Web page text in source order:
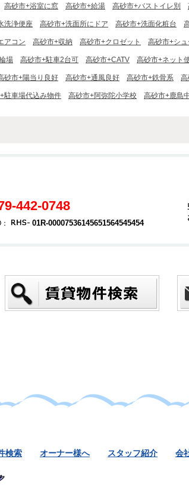
高砂市+浴室に窓 高砂市+給湯 高砂市+バストイレ別
洗浄便座 高砂市+洗面所にドア 高砂市+洗面化粧台
アコン 高砂市+収納 高砂市+クロゼット 高砂市+シ
場 高砂市+駐車2台可 高砂市+CATV 高砂市+ネット
砂市+陽当り良好 高砂市+通風良好 高砂市+鉄骨系
駐車場代込み物件 高砂市+阿弥陀小学校 高砂市+鹿島
442-0748
01R-00007536145651564545454
検索 オーナー様へ スタッフ紹介 会